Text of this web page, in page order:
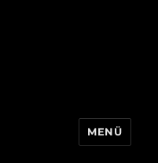
MENÜ